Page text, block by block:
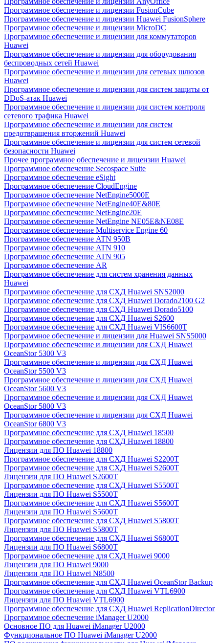
Программное обеспечение и лицензии FusionCube
Программное обеспечение и лицензии Huawei FusionSphere
Программное обеспечение и лицензии MicroDC
Программное обеспечение и лицензии для коммутаторов
Huawei
Программное обеспечение и лицензии для оборудования
беспроводных сетей Huawei
Программное обеспечение и лицензии для сетевых шлюзов
Huawei
Программное обеспечение и лицензии для систем защиты от
DDoS-атак Huawei
Программное обеспечение и лицензии для систем контроля
сетевого трафика Huawei
Программное обеспечение и лицензии для систем
предотвращения вторжений Huawei
Программное обеспечение и лицензии для систем сетевой
безопасности Huawei
Прочее программное обеспечение и лицензии Huawei
Программное обеспечение Secospace Suite
Программное обеспечение eSight
Программное обеспечение CloudEngine
Программное обеспечение NetEngine5000E
Программное обеспечение NetEngine40E&80E
Программное обеспечение NetEngine20E
Программное обеспечение NetEngine NE05E&NE08E
Программное обеспечение Multiservice Engine 60
Программное обеспечение ATN 950B
Программное обеспечение ATN 910
Программное обеспечение ATN 905
Программное обеспечение AR
Программное обеспечение для систем хранения данных
Huawei
Программное обеспечение для СХД Huawei SNS2000
Программное обеспечение для СХД Huawei Dorado2100 G2
Программное обеспечение для СХД Huawei Dorado5100
Программное обеспечение для СХД Huawei S2600
Программное обеспечение для СХД Huawei VIS6600T
Программное обеспечение и лицензии для Huawei SNS5000
Программное обеспечение и лицензии для СХД Huawei
OceanStor 5300 V3
Программное обеспечение и лицензии для СХД Huawei
OceanStor 5500 V3
Программное обеспечение и лицензии для СХД Huawei
OceanStor 5600 V3
Программное обеспечение и лицензии для СХД Huawei
OceanStor 5800 V3
Программное обеспечение и лицензии для СХД Huawei
OceanStor 6800 V3
Программное обеспечение для СХД Huawei 18500
Программное обеспечение для СХД Huawei 18800
Лицензии для ПО Huawei 18800
Программное обеспечение для СХД Huawei S2200T
Программное обеспечение для СХД Huawei S2600T
Лицензии для ПО Huawei S2600T
Программное обеспечение для СХД Huawei S5500T
Лицензии для ПО Huawei S5500T
Программное обеспечение для СХД Huawei S5600T
Лицензии для ПО Huawei S5600T
Программное обеспечение для СХД Huawei S5800T
Лицензии для ПО Huawei S5800T
Программное обеспечение для СХД Huawei S6800T
Лицензии для ПО Huawei S6800T
Программное обеспечение для СХД Huawei 9000
Лицензии для ПО Huawei 9000
Лицензии для ПО Huawei N8500
Программное обеспечение для СХД Huawei OceanStor Backup
Программное обеспечение для СХД Huawei VTL6900
Лицензии для ПО Huawei VTL6900
Программное обеспечение для СХД Huawei ReplicationDirector
Программное обеспечение iManager U2000
Основное ПО для Huawei iManager U2000
Функциональное ПО Huawei iManager U2000